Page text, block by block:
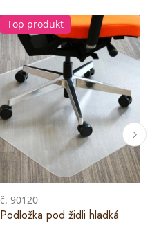
Top produkt
č. 90120
Podložka pod židli hladká